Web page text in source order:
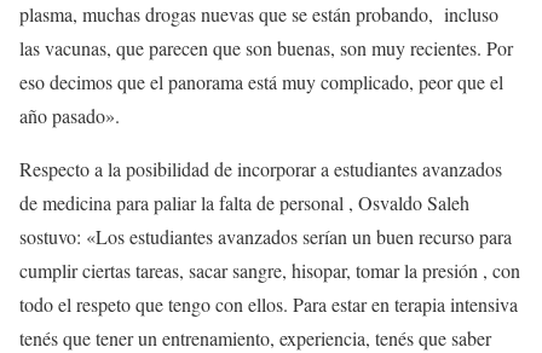
plasma, muchas drogas nuevas que se están probando, incluso
las vacunas, que parecen que son buenas, son muy recientes. Por
eso decimos que el panorama está muy complicado, peor que el
año pasado».
Respecto a la posibilidad de incorporar a estudiantes avanzados
de medicina para paliar la falta de personal , Osvaldo Saleh
sostuvo: «Los estudiantes avanzados serían un buen recurso para
cumplir ciertas tareas, sacar sangre, hisopar, tomar la presión , con
todo el respeto que tengo con ellos. Para estar en terapia intensiva
tenés que tener un entrenamiento, experiencia, tenés que saber